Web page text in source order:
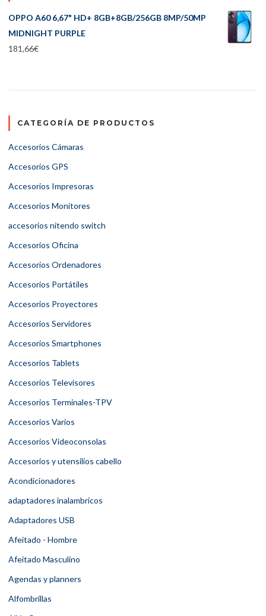
OPPO A60 6,67" HD+ 8GB+8GB/256GB 8MP/50MP
MIDNIGHT PURPLE
181,66€
CATEGORÍA DE PRODUCTOS
Accesorios Cámaras
Accesorios GPS
Accesorios Impresoras
Accesorios Monitores
accesorios nitendo switch
Accesorios Oficina
Accesorios Ordenadores
Accesorios Portátiles
Accesorios Proyectores
Accesorios Servidores
Accesorios Smartphones
Accesorios Tablets
Accesorios Televisores
Accesorios Terminales-TPV
Accesorios Varios
Accesorios Videoconsolas
Accesorios y utensilios cabello
Acondicionadores
adaptadores inalambricos
Adaptadores USB
Afeitado - Hombre
Afeitado Masculino
Agendas y planners
Alfombrillas